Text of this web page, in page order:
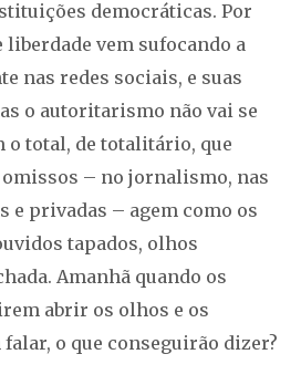
democráticas. Por
liberdade vem sufocando a
nas redes sociais, e suas
o autoritarismo não vai se
o total, de totalitário, que
– no jornalismo, nas
e privadas – agem como os
tapados, olhos
Amanhã quando os
abrir os olhos e os
o que conseguirão dizer?